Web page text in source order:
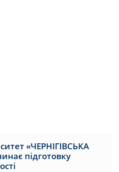
«ЧЕРНІГІВСЬКА
підготовку